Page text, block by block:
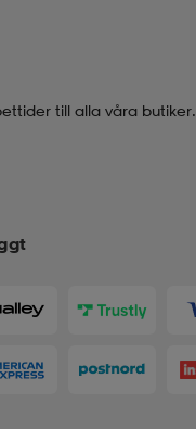
till alla våra butiker.